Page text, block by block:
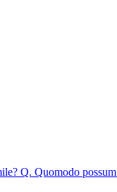
Q. Quomodo